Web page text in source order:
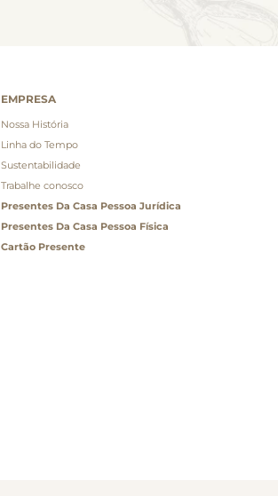
EMPRESA
Nossa História
Linha do Tempo
Sustentabilidade
Trabalhe conosco
Presentes Da Casa Pessoa Jurídica
Presentes Da Casa Pessoa Física
Cartão Presente